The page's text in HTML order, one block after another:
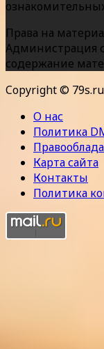
Права на
Администрация
содержание
Copyright ©
О нас
Политика
Карта сайта
Контакты
Политика